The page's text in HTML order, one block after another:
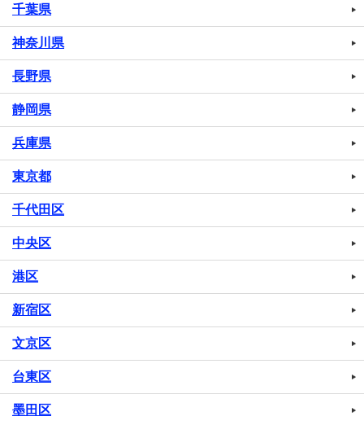
千葉県
神奈川県
長野県
静岡県
兵庫県
東京都
千代田区
中央区
港区
新宿区
文京区
台東区
墨田区